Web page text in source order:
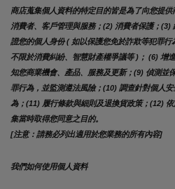
商店蒐集個人資料的特定目的皆是為了向您提
消費者、客戶管理與服務；(2) 消費者保護；
證您的個人身份 ( 如以保護您免於詐欺等犯罪
不限於消費糾紛、智慧財產權爭議等 )； (6) 增
知您商業機會、產品、服務及更新；(9) 偵測並
罪行為，並監測遵法風險；(10) 調查針對個人
為；(11) 履行條款與細則及退換貨政策；(12)
集當時取得您同意之目的。
[注意：請務必列出適用於您業務的所有內容]
我們如何使用個人資料